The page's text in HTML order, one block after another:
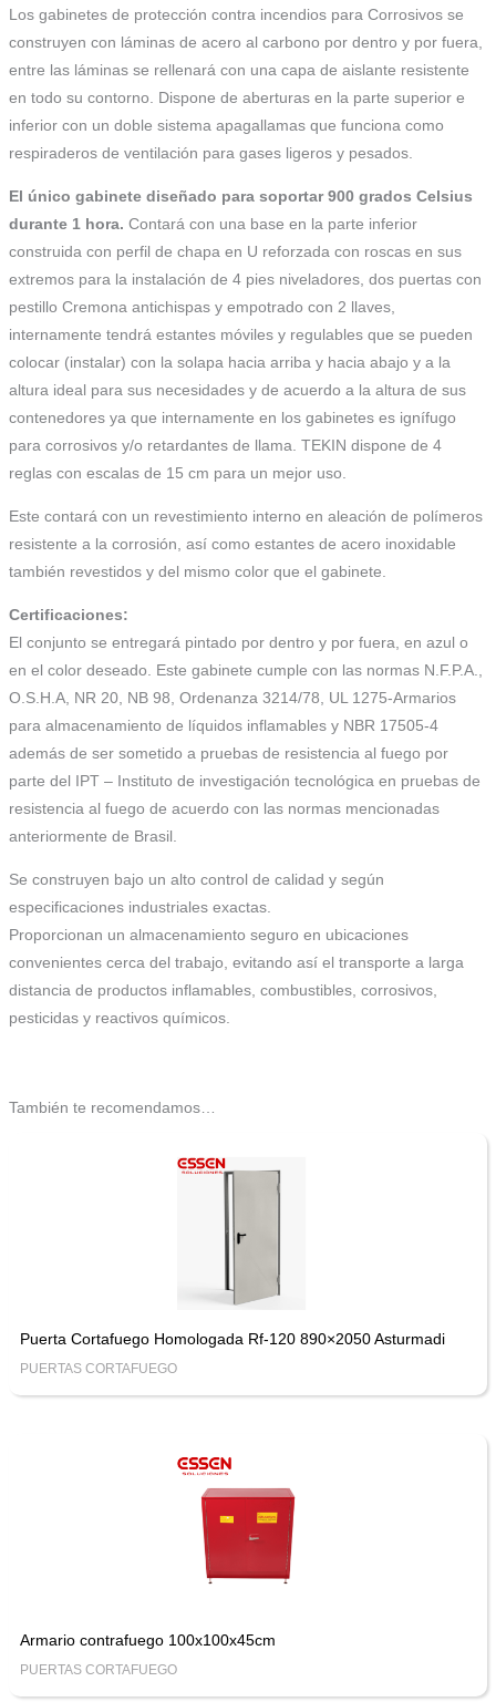
Los gabinetes de protección contra incendios para Corrosivos se
construyen con láminas de acero al carbono por dentro y por fuera,
entre las láminas se rellenará con una capa de aislante resistente
en todo su contorno. Dispone de aberturas en la parte superior e
inferior con un doble sistema apagallamas que funciona como
respiraderos de ventilación para gases ligeros y pesados.
El único gabinete diseñado para soportar 900 grados Celsius
durante 1 hora. Contará con una base en la parte inferior
construida con perfil de chapa en U reforzada con roscas en sus
extremos para la instalación de 4 pies niveladores, dos puertas con
pestillo Cremona antichispas y empotrado con 2 llaves,
internamente tendrá estantes móviles y regulables que se pueden
colocar (instalar) con la solapa hacia arriba y hacia abajo y a la
altura ideal para sus necesidades y de acuerdo a la altura de sus
contenedores ya que internamente en los gabinetes es ignífugo
para corrosivos y/o retardantes de llama. TEKIN dispone de 4
reglas con escalas de 15 cm para un mejor uso.
Este contará con un revestimiento interno en aleación de polímeros
resistente a la corrosión, así como estantes de acero inoxidable
también revestidos y del mismo color que el gabinete.
Certificaciones:
El conjunto se entregará pintado por dentro y por fuera, en azul o
en el color deseado. Este gabinete cumple con las normas N.F.P.A.,
O.S.H.A, NR 20, NB 98, Ordenanza 3214/78, UL 1275-Armarios
para almacenamiento de líquidos inflamables y NBR 17505-4
además de ser sometido a pruebas de resistencia al fuego por
parte del IPT – Instituto de investigación tecnológica en pruebas de
resistencia al fuego de acuerdo con las normas mencionadas
anteriormente de Brasil.
Se construyen bajo un alto control de calidad y según
especificaciones industriales exactas.
Proporcionan un almacenamiento seguro en ubicaciones
convenientes cerca del trabajo, evitando así el transporte a larga
distancia de productos inflamables, combustibles, corrosivos,
pesticidas y reactivos químicos.
También te recomendamos…
Puerta Cortafuego Homologada Rf-120 890×2050 Asturmadi
PUERTAS CORTAFUEGO
Armario contrafuego 100x100x45cm
PUERTAS CORTAFUEGO